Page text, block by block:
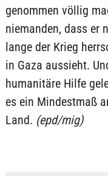
genommen völlig
niemanden, dass er
lange der Krieg
in Gaza aussieht.
humanitäre Hilfe
es ein Mindestmaß
Land. (epd/mig)